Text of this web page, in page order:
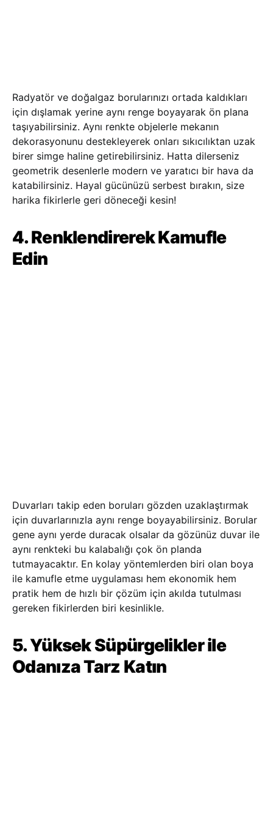
Radyatör ve doğalgaz borularınızı ortada kaldıkları
için dışlamak yerine aynı renge boyayarak ön plana
taşıyabilirsiniz. Aynı renkte objelerle mekanın
dekorasyonunu destekleyerek onları sıkıcılıktan uzak
birer simge haline getirebilirsiniz. Hatta dilerseniz
geometrik desenlerle modern ve yaratıcı bir hava da
katabilirsiniz. Hayal gücünüzü serbest bırakın, size
harika fikirlerle geri döneceği kesin!
4. Renklendirerek Kamufle
Edin
Duvarları takip eden boruları gözden uzaklaştırmak
için duvarlarınızla aynı renge boyayabilirsiniz. Borular
gene aynı yerde duracak olsalar da gözünüz duvar ile
aynı renkteki bu kalabalığı çok ön planda
tutmayacaktır. En kolay yöntemlerden biri olan boya
ile kamufle etme uygulaması hem ekonomik hem
pratik hem de hızlı bir çözüm için akılda tutulması
gereken fikirlerden biri kesinlikle.
5. Yüksek Süpürgelikler ile
Odanıza Tarz Katın